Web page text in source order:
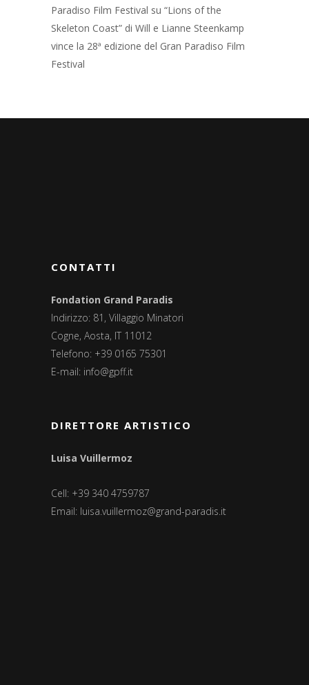
Paradiso Film Festival su “Lions of the
Skeleton Coast” di Will e Lianne Steenkamp
vince la 28ª edizione del Gran Paradiso Film
Festival
CONTATTI
Fondation Grand Paradis
Indirizzo: 81, Villaggio Minatori
Cogne, Aosta, IT 11012
Telefono: +39 0165 75301
E-mail: info@gpff.it
DIRETTORE ARTISTICO
Luisa Vuillermoz
Cell: +39 340 4759787
Email: luisa.vuillermoz@grand-paradis.it